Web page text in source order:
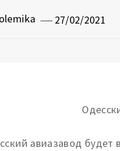
27/02/2021
авиазавод будет